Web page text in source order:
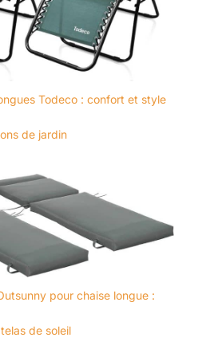
extérieur en une oasis de
style. Son design
particulièrement élégant
s'intègre à la perfection
invitant à la détente dans
vous séduire par son
véritable invitation à la
relaxation.
que chaque moment de détente
est un pur plaisir.
Todeco : confort et style
de jardin
pour chaise longue :
de soleil